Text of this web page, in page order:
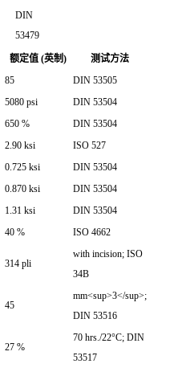
DIN
53479
额定值 (英制)
测试方法
85
DIN 53505
5080 psi
DIN 53504
650 %
DIN 53504
2.90 ksi
ISO 527
0.725 ksi
DIN 53504
0.870 ksi
DIN 53504
1.31 ksi
DIN 53504
40 % ISO 4662
314 pli
with incision; ISO
34B
45
mm<sup>3</sup>;
DIN 53516
27 %
70 hrs./22°C; DIN
53517